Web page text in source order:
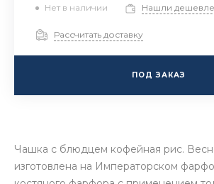
Нет в наличии Нашли
Рассчитать доставку
ПОД ЗАКАЗ
Чашка с блюдцем кофейная рис.
изготовлена на Императорском